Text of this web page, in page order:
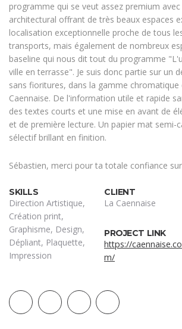
programme qui se veut assez premium
architectural offrant de très beaux espaces
localisation exceptionnelle proche de tous
transports, mais également de nombreux
baseline qui nous dit tout du programme
ville en terrasse". Je suis donc partie sur un
sans fioritures, dans la gamme chromatique
Caennaise. De l'information utile et rapide
des textes courts et une mise en avant de
et de première lecture. Un papier mat semi-
sélectif brillant en finition.
Sébastien, merci pour ta totale confiance
SKILLS
Direction Artistique,
Création print,
Graphisme, Design,
Dépliant, Plaquette,
Impression
CLIENT
La Caennaise
PROJECT LINK
https://caennaise.co
m/